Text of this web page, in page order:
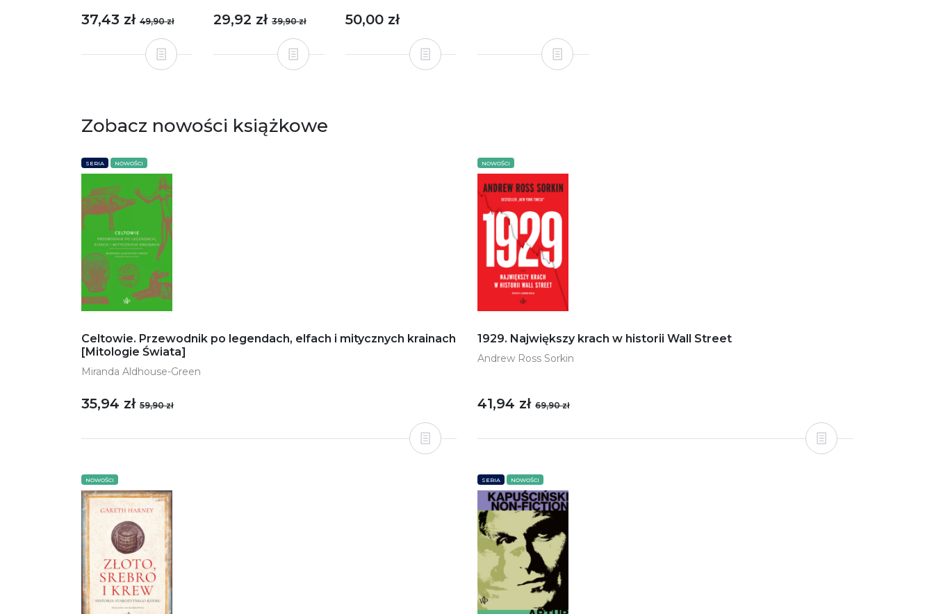
37,43 zł 49,90 zł 29,92 zł 39,90 zł 50,00 zł
Zobacz nowości książkowe
SERIA NOWOŚCI
Celtowie. Przewodnik po legendach, elfach i mitycznych krainach
[Mitologie Świata]
Miranda Aldhouse-Green
35,94 zł 59,90 zł
NOWOŚCI
1929. Największy krach w historii Wall Street
Andrew Ross Sorkin
41,94 zł 69,90 zł
NOWOŚCI SERIA NOWOŚCI